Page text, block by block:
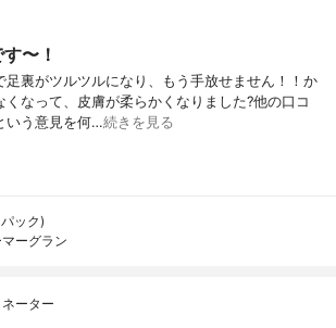
〜！
足裏がツルツルになり、もう手放せません！！か
なって、皮膚が柔らかくなりました?他の口コ
いう意見を何…続きを見る
ック)
ーグラン
ーター